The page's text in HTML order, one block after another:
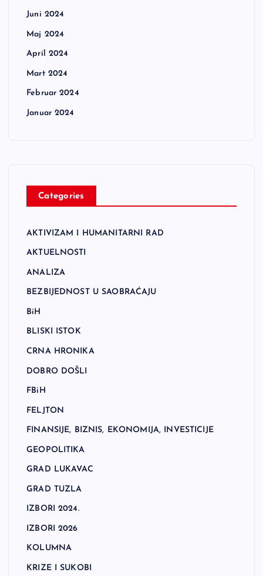
Juni 2024
Maj 2024
April 2024
Mart 2024
Februar 2024
Januar 2024
Categories
AKTIVIZAM I HUMANITARNI RAD
AKTUELNOSTI
ANALIZA
BEZBIJEDNOST U SAOBRAĆAJU
BiH
BLISKI ISTOK
CRNA HRONIKA
DOBRO DOŠLI
FBiH
FELJTON
FINANSIJE, BIZNIS, EKONOMIJA, INVESTICIJE
GEOPOLITIKA
GRAD LUKAVAC
GRAD TUZLA
IZBORI 2024.
IZBORI 2026
KOLUMNA
KRIZE I SUKOBI